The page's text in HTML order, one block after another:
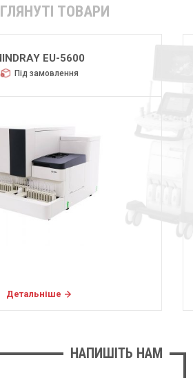
ТОВАРИ
EU-5600
Під замовлення
Детальніше
НАПИШІТЬ НАМ